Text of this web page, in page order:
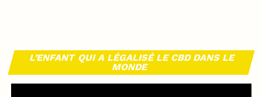
L’ENFANT QUI A LÉGALISÉ LE CBD DANS LE
MONDE